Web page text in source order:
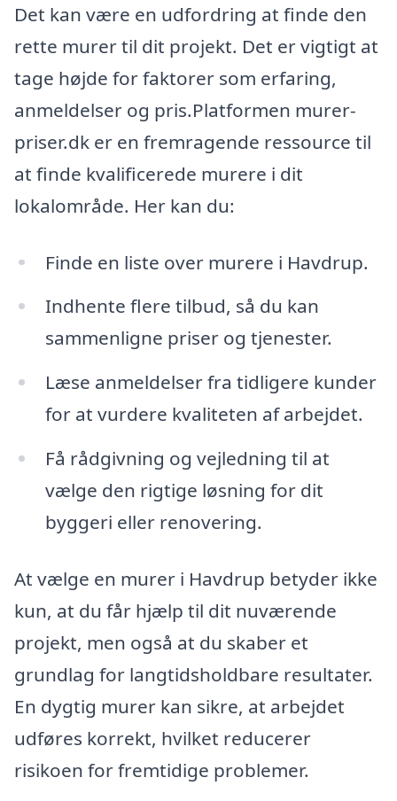
Det kan være en udfordring at finde den
rette murer til dit projekt. Det er vigtigt at
tage højde for faktorer som erfaring,
anmeldelser og pris.Platformen murer-
priser.dk er en fremragende ressource til
at finde kvalificerede murere i dit
lokalområde. Her kan du:
Finde en liste over murere i Havdrup.
Indhente flere tilbud, så du kan
sammenligne priser og tjenester.
Læse anmeldelser fra tidligere kunder
for at vurdere kvaliteten af arbejdet.
Få rådgivning og vejledning til at
vælge den rigtige løsning for dit
byggeri eller renovering.
At vælge en murer i Havdrup betyder ikke
kun, at du får hjælp til dit nuværende
projekt, men også at du skaber et
grundlag for langtidsholdbare resultater.
En dygtig murer kan sikre, at arbejdet
udføres korrekt, hvilket reducerer
risikoen for fremtidige problemer.